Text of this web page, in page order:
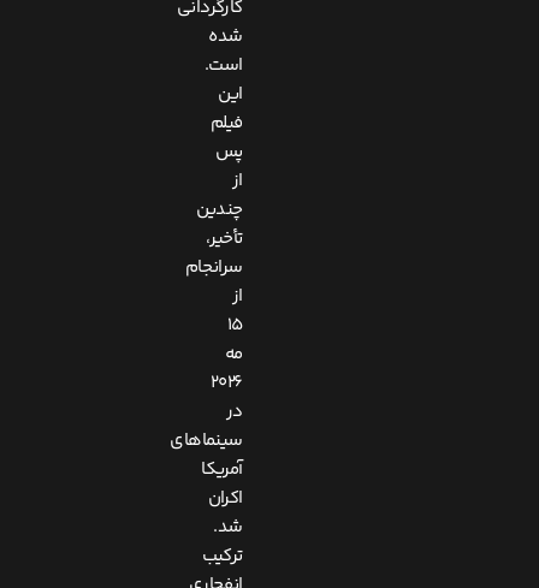
کارگردانی
شده
است.
این
فیلم
پس
از
چندین
تأخیر،
سرانجام
از
۱۵
مه
۲۰۲۶
در
سینماهای
آمریکا
اکران
شد.
ترکیب